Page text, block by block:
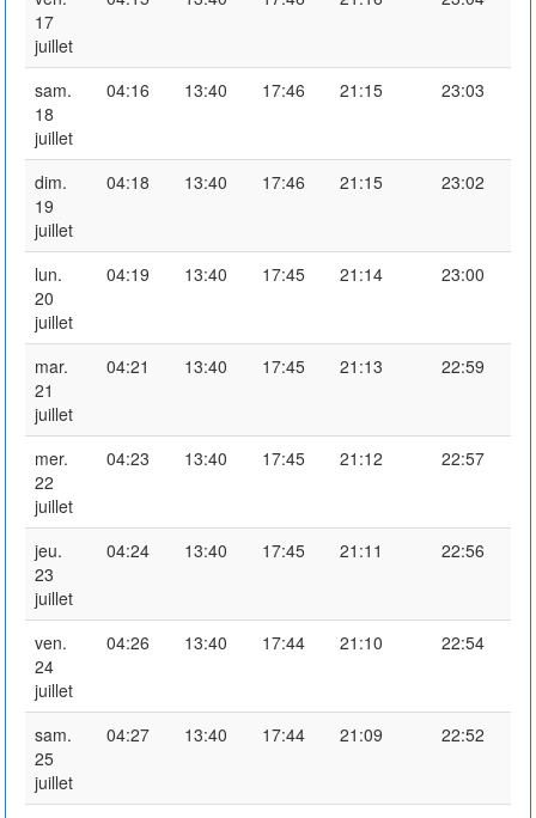
17
juillet
sam.
18
juillet
04:16 13:40 17:46 21:15 23:03
dim.
19
juillet
04:18 13:40 17:46 21:15 23:02
lun.
20
juillet
04:19 13:40 17:45 21:14 23:00
mar.
21
juillet
04:21 13:40 17:45 21:13 22:59
mer.
22
juillet
04:23 13:40 17:45 21:12 22:57
jeu.
23
juillet
04:24 13:40 17:45 21:11 22:56
ven.
24
juillet
04:26 13:40 17:44 21:10 22:54
sam.
25
juillet
04:27 13:40 17:44 21:09 22:52